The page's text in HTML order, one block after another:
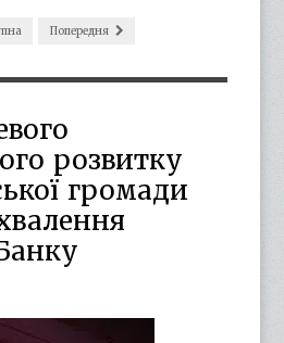
Попередня
розвитку
громади